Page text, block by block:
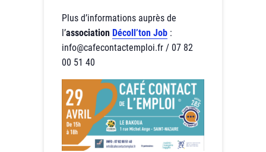
Plus d’informations auprès de
l’association Décoll’ton Job :
info@cafecontactemploi.fr / 07 82
00 51 40